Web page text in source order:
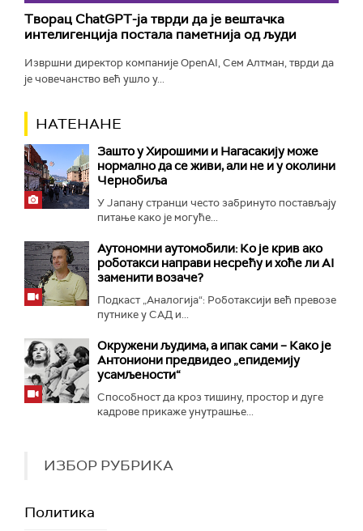
Творац ChatGPT-ја тврди да је вештачка
интелигенција постала паметнија од људи
Извршни директор компаније OpenAI, Сем Алтман, тврди да
је човечанство већ ушло у...
НАТЕНАНЕ
Зашто у Хирошими и Нагасакију може
нормално да се живи, али не и у околини
Чернобиља
У Јапану странци често забринуто постављају
питање како је могуће...
Аутономни аутомобили: Ко је крив ако
роботакси направи несрећу и хоће ли AI
заменити возаче?
Подкаст „Аналогија“: Роботаксији већ превозе
путнике у САД и...
Окружени људима, а ипак сами – Како је
Антониони предвидео „епидемију
усамљености“
Способност да кроз тишину, простор и дуге
кадрове прикаже унутрашње...
ИЗБОР РУБРИКА
Политика